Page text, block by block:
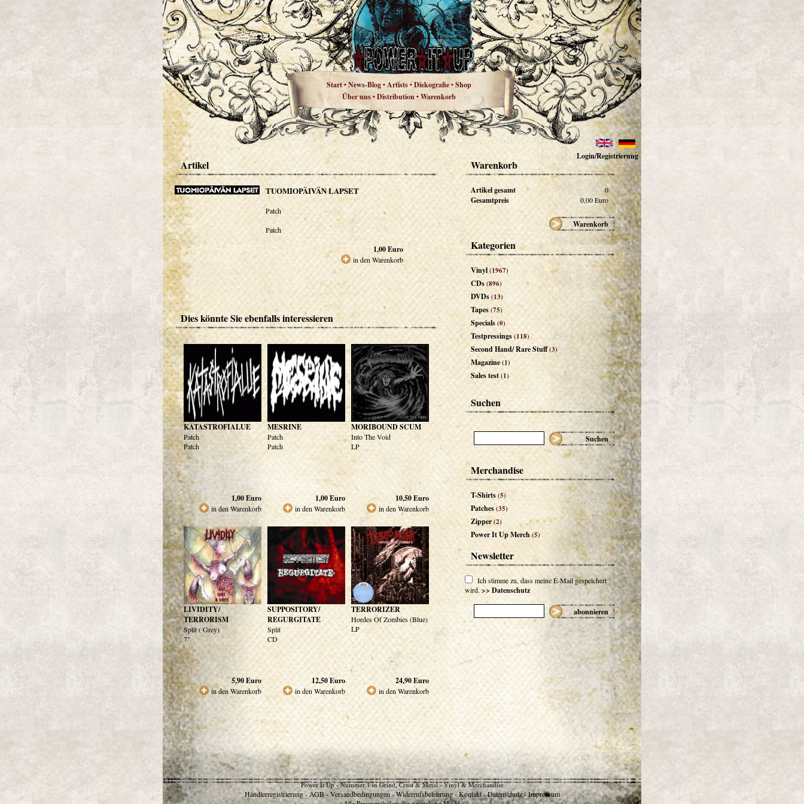
Start•News-Blog•Artists•Diskografie•Shop
Über uns•Distribution•Warenkorb
Login/Registrierung
Artikel
TUOMIOPÄIVÄN LAPSET
Patch
Patch
1,00Euro
in den Warenkorb
Dies könnte Sie ebenfalls interessieren
KATASTROFIALUE
Patch
Patch
1,00Euro
in den Warenkorb
MESRINE
Patch
Patch
1,00Euro
in den Warenkorb
MORIBOUND SCUM
Into The Void
LP
10,50Euro
in den Warenkorb
LIVIDITY/
TERRORISM
Split ( Grey)
7"
5,90Euro
in den Warenkorb
SUPPOSITORY/
REGURGITATE
Split
CD
12,50Euro
in den Warenkorb
TERRORIZER
Hordes Of Zombies (Blue)
LP
24,90Euro
in den Warenkorb
Warenkorb
Artikel gesamt 0
Gesamtpreis 0,00Euro
Warenkorb
Kategorien
Vinyl(1967)
CDs(896)
DVDs(13)
Tapes(75)
Specials(0)
Testpressings(118)
Second Hand/ Rare Stuff(3)
Magazine(1)
Sales test(1)
Suchen
Suchen
Merchandise
T-Shirts(5)
Patches(35)
Zipper(2)
Power It Up Merch(5)
Newsletter
Ich stimme zu, dass meine E-Mail gespeichert
wird. >> Datenschutz
abonnieren
Power It Up - Nummer 1 in Grind, Crust & Metal - Vinyl & Merchandise
Händlerregistrierung - AGB -Versandbedingungen -Widerrufsbelehrung-Kontakt -Datenschutz -Impressum